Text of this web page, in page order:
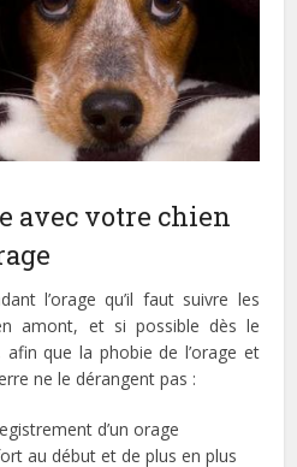
avec votre chien
l’orage qu’il faut suivre les
amont, et si possible dès le
que la phobie de l’orage et
ne le dérangent pas :
d’un orage
au début et de plus en plus